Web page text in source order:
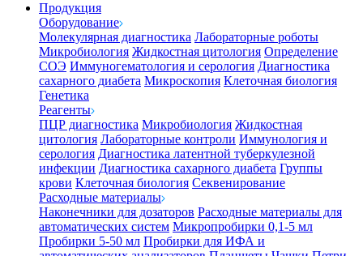
Продукция
Оборудование
Молекулярная диагностика Лабораторные роботы
Микробиология Жидкостная цитология Определение
СОЭ Иммуногематология и серология Диагностика
сахарного диабета Микроскопия Клеточная биология
Генетика
Реагенты
ПЦР диагностика Микробиология Жидкостная
цитология Лабораторные контроли Иммунология и
серология Диагностика латентной туберкулезной
инфекции Диагностика сахарного диабета Группы
крови Клеточная биология Секвенирование
Расходные материалы
Наконечники для дозаторов Расходные материалы для
автоматических систем Микропробирки 0,1-5 мл
Пробирки 5-50 мл Пробирки для ИФА и